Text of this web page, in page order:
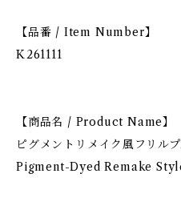
【品番 / Item Number】
K261111
【商品名 / Product Name】
ピグメントリメイク風フリル
Pigment-Dyed Remake